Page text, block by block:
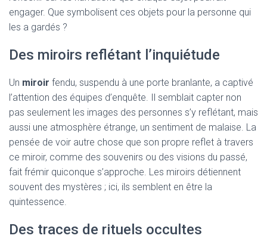
engager. Que symbolisent ces objets pour la personne qui
les a gardés ?
Des miroirs reflétant l’inquiétude
Un miroir fendu, suspendu à une porte branlante, a captivé
l’attention des équipes d’enquête. Il semblait capter non
pas seulement les images des personnes s’y reflétant, mais
aussi une atmosphère étrange, un sentiment de malaise. La
pensée de voir autre chose que son propre reflet à travers
ce miroir, comme des souvenirs ou des visions du passé,
fait frémir quiconque s’approche. Les miroirs détiennent
souvent des mystères ; ici, ils semblent en être la
quintessence.
Des traces de rituels occultes